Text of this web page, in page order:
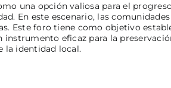
una opción valiosa para el
En este escenario, las
Este foro tiene como objetivo
eficaz para la
la identidad local.